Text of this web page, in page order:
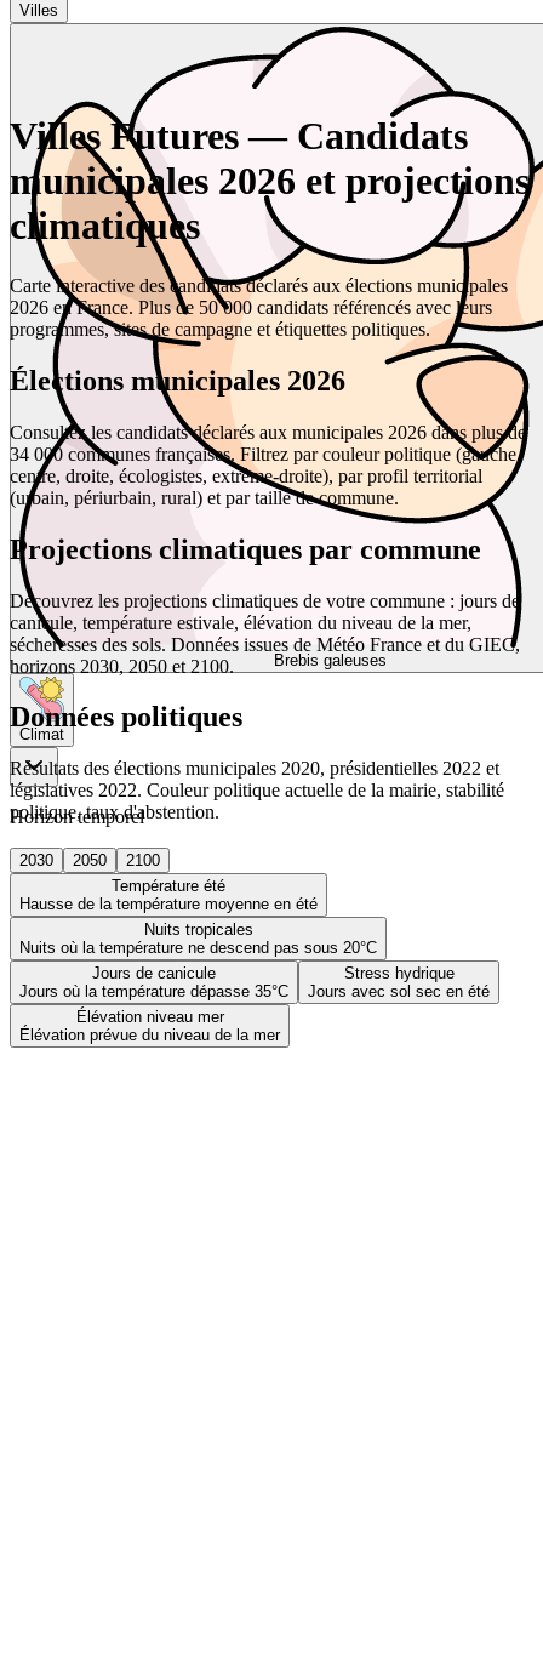
Villes
Brebis galeuses
Climat
Horizon temporel
2030 2050
2100
Température été
Hausse de la température moyenne en été
Nuits tropicales
Nuits où la température ne descend pas sous 20°C
Jours de canicule
Jours où la température dépasse 35°C
Stress hydrique
Jours avec sol sec en été
Élévation niveau mer
Élévation prévue du niveau de la mer
Villes Futures — Candidats
municipales 2026 et projections
climatiques
Carte interactive des candidats déclarés aux élections municipales
2026 en France. Plus de 50 000 candidats référencés avec leurs
programmes, sites de campagne et étiquettes politiques.
Élections municipales 2026
Consultez les candidats déclarés aux municipales 2026 dans plus de
34 000 communes françaises. Filtrez par couleur politique (gauche,
centre, droite, écologistes, extrême-droite), par profil territorial
(urbain, périurbain, rural) et par taille de commune.
Projections climatiques par commune
Découvrez les projections climatiques de votre commune : jours de
canicule, température estivale, élévation du niveau de la mer,
sécheresses des sols. Données issues de Météo France et du GIEC,
horizons 2030, 2050 et 2100.
Données politiques
Résultats des élections municipales 2020, présidentielles 2022 et
législatives 2022. Couleur politique actuelle de la mairie, stabilité
politique, taux d'abstention.